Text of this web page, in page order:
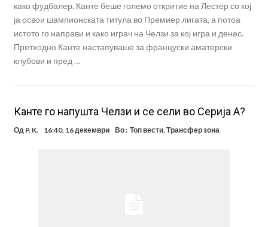
како фудбалер. Канте беше големо откритие на Лестер со кој
ја освои шампионската титула во Премиер лигата, а потоа
истото го направи и како играч на Челзи за кој игра и денес.
Претходно Канте настапуваше за француски аматерски
клубови и пред …
Канте го напушта Челзи и се сели во Серија А?
Од P. K. 16:40, 16 декември Во : Топ вести,Трансфер зона